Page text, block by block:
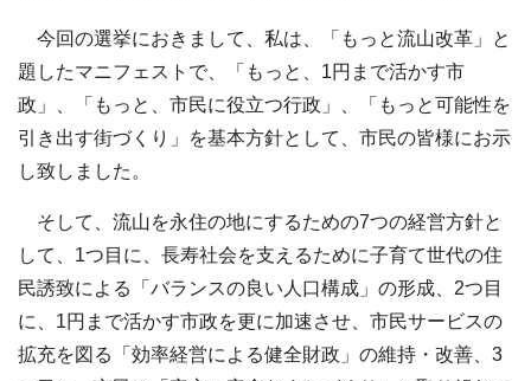
今回の選挙におきまして、私は、「もっと流山改革」と
題したマニフェストで、「もっと、1円まで活かす市
政」、「もっと、市民に役立つ行政」、「もっと可能性を
引き出す街づくり」を基本方針として、市民の皆様にお示
し致しました。
そして、流山を永住の地にするための7つの経営方針と
して、1つ目に、長寿社会を支えるために子育て世代の住
民誘致による「バランスの良い人口構成」の形成、2つ目
に、1円まで活かす市政を更に加速させ、市民サービスの
拡充を図る「効率経営による健全財政」の維持・改善、3